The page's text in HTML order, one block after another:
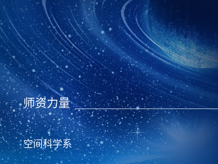
师资力量
空间科学系